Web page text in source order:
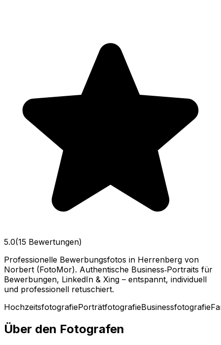
5.0(15 Bewertungen)
Professionelle Bewerbungsfotos in Herrenberg von
Norbert (FotoMor). Authentische Business‑Portraits für
Bewerbungen, LinkedIn & Xing – entspannt, individuell
und professionell retuschiert.
HochzeitsfotografiePorträtfotografieBusinessfotografie
Über den Fotografen